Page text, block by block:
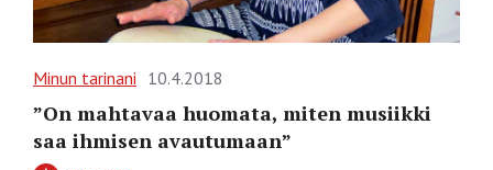
Minun tarinani 10.4.2018
”On mahtavaa huomata, miten musiikki
saa ihmisen avautumaan”